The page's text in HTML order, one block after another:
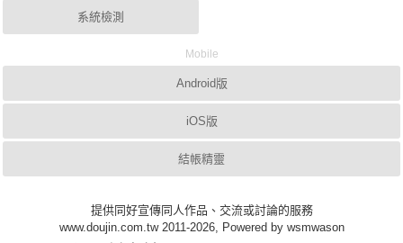
系統檢測
Mobile
Android版
iOS版
結帳精靈
提供同好宣傳同人作品、交流或討論的服務
www.doujin.com.tw 2011-2026, Powered by wsmwason